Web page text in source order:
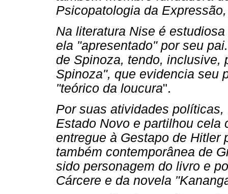
Psicopatologia da
Na literatura Nise é
ela "apresentado" por seu
de Spinoza, tendo, inclusive,
Spinoza", que evidencia seu
"teórico da loucura".
Por suas atividades
Estado Novo e partilhou cela
entregue à Gestapo de Hitler
também contemporânea de
sido personagem do livro e
Cárcere e da novela